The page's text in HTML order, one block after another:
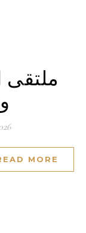
ملتقى
MORE